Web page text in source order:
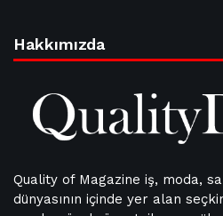
Hakkımızda
Quality of Magazine iş, moda,
dünyasının içinde yer alan